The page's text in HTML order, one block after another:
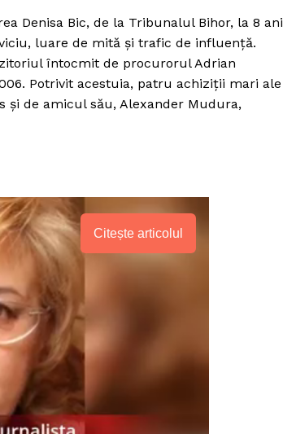
PRESShub
Despre noi / Echipa
Denisa Bic, de la Tribunalul Bihor, la 8 ani
luare de mită şi trafic de influenţă.
întocmit de procurorul Adrian
Potrivit acestuia, patru achiziţii mari ale
şi de amicul său, Alexander Mudura,
Citește articolul